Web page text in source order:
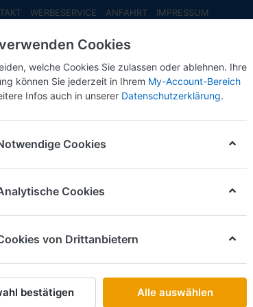
WERBESERVICE ANFAHRT IMPRESSUM
NEU EINGETROFFEN NEUHEITEN
(2) -1:160- -Figuren bemalt- ***Messe NH 2026***
Artitec
2026***
Art.-Nr.
Cookies
welche Cookies Sie zulassen oder ablehnen. Ihre
können Sie jederzeit in Ihrem My-Account-Bereich
Infos auch in unserer Datenschutzerklärung.
Cookies
Cookies
von Drittanbietern
bestätigen Alle auswählen